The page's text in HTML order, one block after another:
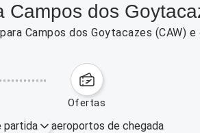
dos
Campos dos Goytacazes (CAW)
ofertas
partida aeroportos de chegada